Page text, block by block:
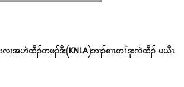
အဟဲထီၣ်တဖၣ်ဒီး(KNLA)ဘၢၣ်စၢၤတၢ်ဒုးကဲထီၣ် ပယီၤ